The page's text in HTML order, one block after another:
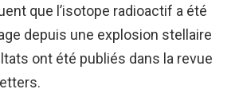
que l’isotope radioactif a été
depuis une explosion stellaire
ont été publiés dans la revue